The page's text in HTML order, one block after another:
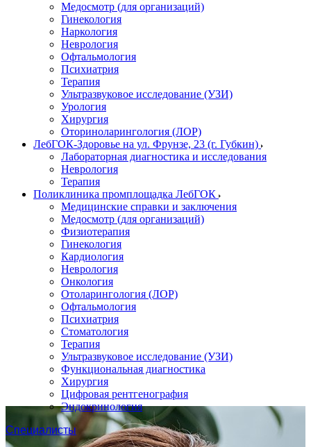
Медосмотр (для организаций)
Гинекология
Наркология
Неврология
Офтальмология
Психиатрия
Терапия
Ультразвуковое исследование (УЗИ)
Урология
Хирургия
Оториноларингология (ЛОР)
ЛебГОК-Здоровье на ул. Фрунзе, 23 (г. Губкин)
Лабораторная диагностика и исследования
Неврология
Терапия
Поликлиника промплощадка ЛебГОК
Медицинские справки и заключения
Медосмотр (для организаций)
Физиотерапия
Гинекология
Кардиология
Неврология
Онкология
Отоларингология (ЛОР)
Офтальмология
Психиатрия
Стоматология
Терапия
Ультразвуковое исследование (УЗИ)
Функциональная диагностика
Хирургия
Цифровая рентгенография
Эндокринология
Специалисты